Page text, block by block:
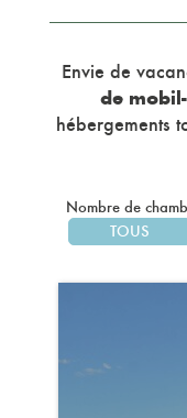
Envie de
de
hébergements
Nombre de
TOUS